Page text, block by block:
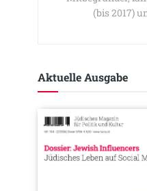
(bis 2017)
Aktuelle Ausgabe​